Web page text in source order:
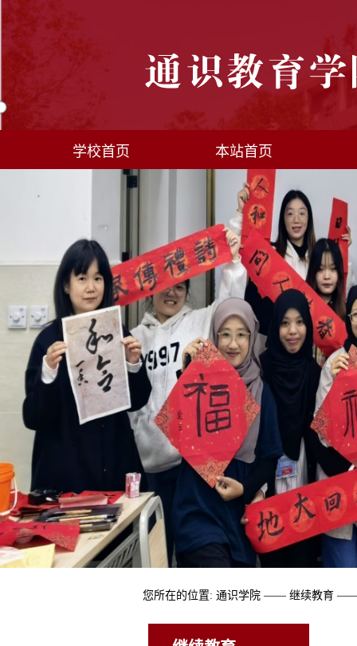
学校首页 本站首页
您所在的位置:通识学院 ——继续教育